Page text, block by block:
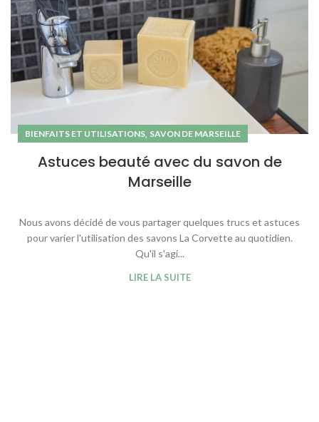
BIENFAITS ET UTILISATIONS, SAVON DE MARSEILLE
Astuces beauté avec du savon de
Marseille
Nous avons décidé de vous partager quelques trucs et astuces
pour varier l'utilisation des savons La Corvette au quotidien.
Qu'il s'agi...
LIRE LA SUITE